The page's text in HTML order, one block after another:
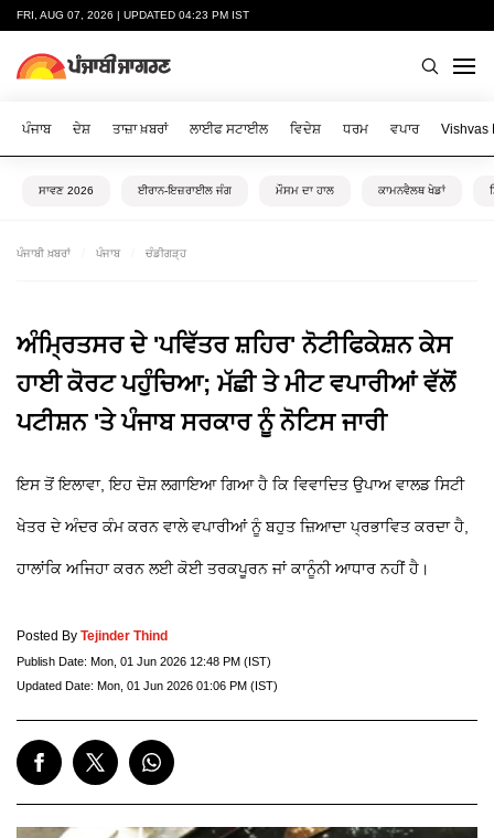
FRI, AUG 07, 2026 | UPDATED 04:23 PM IST
ਪੰਜਾਬ ਦੇਸ਼ ਤਾਜ਼ਾ ਖ਼ਬਰਾਂ ਲਾਈਫ ਸਟਾਈਲ ਵਿਦੇਸ਼ ਧਰਮ ਵਪਾਰ Vishvas
ਸਾਵਣ 2026 ਈਰਾਨ-ਇਜ਼ਰਾਈਲ ਜੰਗ ਮੌਸਮ ਦਾ ਹਾਲ ਕਾਮਨਵੈਲਥ ਖੇਡਾਂ
ਪੰਜਾਬੀ ਖ਼ਬਰਾਂ ਪੰਜਾਬ ਚੰਡੀਗੜ੍ਹ
ਅੰਮ੍ਰਿਤਸਰ ਦੇ 'ਪਵਿੱਤਰ ਸ਼ਹਿਰ' ਨੋਟੀਫਿਕੇਸ਼ਨ ਕੇਸ
ਹਾਈ ਕੋਰਟ ਪਹੁੰਚਿਆ; ਮੱਛੀ ਤੇ ਮੀਟ ਵਪਾਰੀਆਂ ਵੱਲੋਂ
ਪਟੀਸ਼ਨ 'ਤੇ ਪੰਜਾਬ ਸਰਕਾਰ ਨੂੰ ਨੋਟਿਸ ਜਾਰੀ
ਇਸ ਤੋਂ ਇਲਾਵਾ, ਇਹ ਦੋਸ਼ ਲਗਾਇਆ ਗਿਆ ਹੈ ਕਿ ਵਿਵਾਦਿਤ ਉਪਾਅ ਵਾਲਡ ਸਿਟੀ
ਖੇਤਰ ਦੇ ਅੰਦਰ ਕੰਮ ਕਰਨ ਵਾਲੇ ਵਪਾਰੀਆਂ ਨੂੰ ਬਹੁਤ ਜ਼ਿਆਦਾ ਪ੍ਰਭਾਵਿਤ ਕਰਦਾ ਹੈ,
ਹਾਲਾਂਕਿ ਅਜਿਹਾ ਕਰਨ ਲਈ ਕੋਈ ਤਰਕਪੂਰਨ ਜਾਂ ਕਾਨੂੰਨੀ ਆਧਾਰ ਨਹੀਂ ਹੈ।
Posted By Tejinder Thind
Publish Date: Mon, 01 Jun 2026 12:48 PM (IST)
Updated Date: Mon, 01 Jun 2026 01:06 PM (IST)